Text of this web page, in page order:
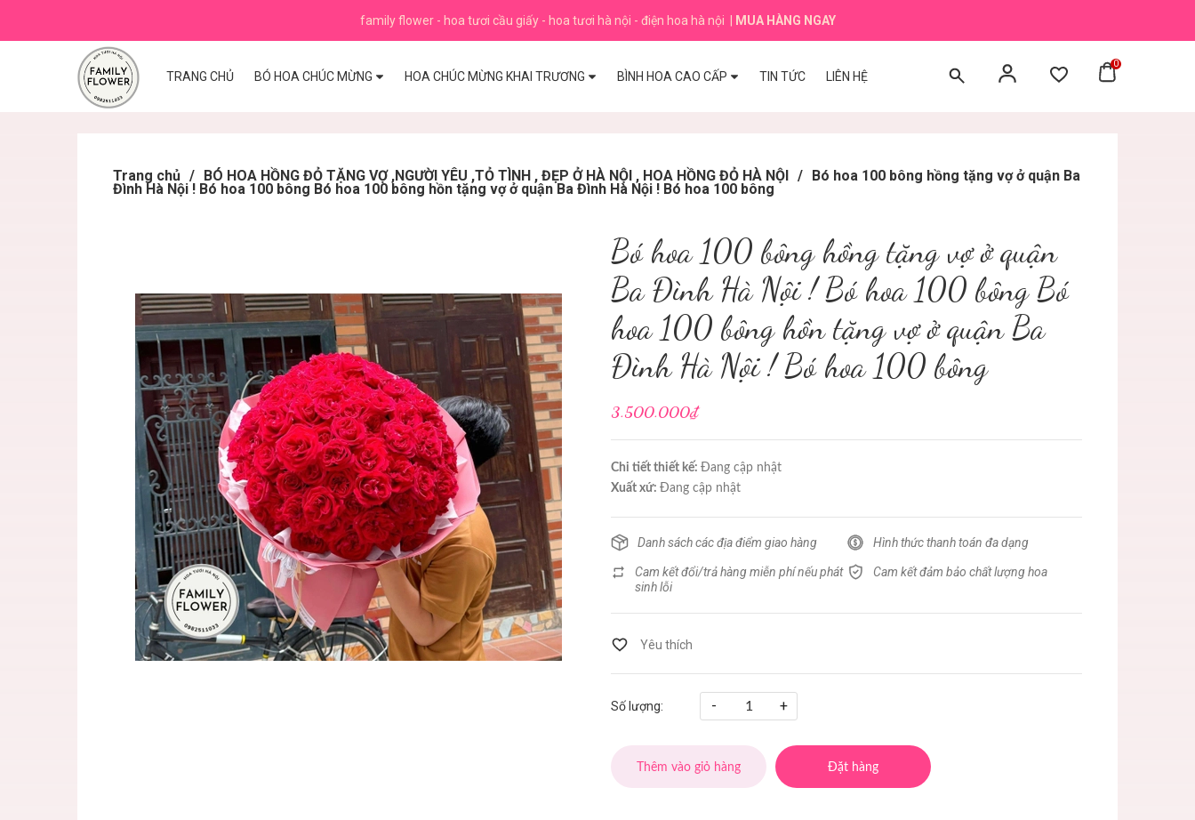
family flower - hoa tươi cầu giấy - hoa tươi hà nội - điện hoa hà nội MUA HÀNG NGAY
TRANG CHỦ BÓ HOA CHÚC MỪNG HOA CHÚC MỪNG KHAI TRƯƠNG BÌNH HOA CAO CẤP TIN TỨC LIÊN HỆ
0
Trang chủ / BÓ HOA HỒNG ĐỎ TẶNG VỢ ,NGƯỜI YÊU ,TỎ TÌNH , ĐẸP Ở HÀ NỘI , HOA HỒNG ĐỎ HÀ NỘI / Bó hoa 100 bông hồng tặng vợ ở quận Ba
Đình Hà Nội ! Bó hoa 100 bông Bó hoa 100 bông hồn tặng vợ ở quận Ba Đình Hà Nội ! Bó hoa 100 bông
Bó hoa 100 bông hồng tặng vợ ở quận
Ba Đình Hà Nội ! Bó hoa 100 bông Bó
hoa 100 bông hồn tặng vợ ở quận Ba
Đình Hà Nội ! Bó hoa 100 bông
3.500.000₫
Chi tiết thiết kế: Đang cập nhật
Xuất xứ: Đang cập nhật
Danh sách các địa điểm giao hàng Hình thức thanh toán đa dạng
Cam kết đổi/trả hàng miễn phí nếu phát
sinh lỗi
Cam kết đảm bảo chất lượng hoa
Số lượng: - +
Thêm vào giỏ hàng Đặt hàng